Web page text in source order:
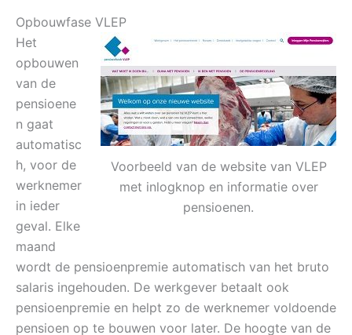
Opbouwfase VLEP
Voorbeeld van de website van VLEP
met inlogknop en informatie over
pensioenen.
Het
opbouwen
van de
pensioene
n gaat
automatisc
h, voor de
werknemer
in ieder
geval. Elke
maand
wordt de pensioenpremie automatisch van het bruto
salaris ingehouden. De werkgever betaalt ook
pensioenpremie en helpt zo de werknemer voldoende
pensioen op te bouwen voor later. De hoogte van de